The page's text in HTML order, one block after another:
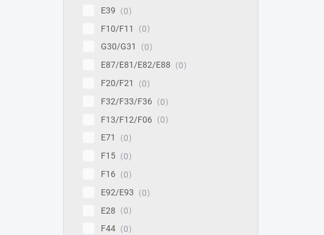
E39
0
F10/F11
0
G30/G31
0
E87/E81/E82/E88
0
F20/F21
0
F32/F33/F36
0
F13/F12/F06
0
E71
0
F15
0
F16
0
E92/E93
0
E28
0
F44
0